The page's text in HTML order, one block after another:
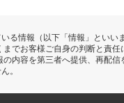
る情報（以下「情報」とい
でお客様ご自身の判断と責
内容を第三者へ提供、再配
。